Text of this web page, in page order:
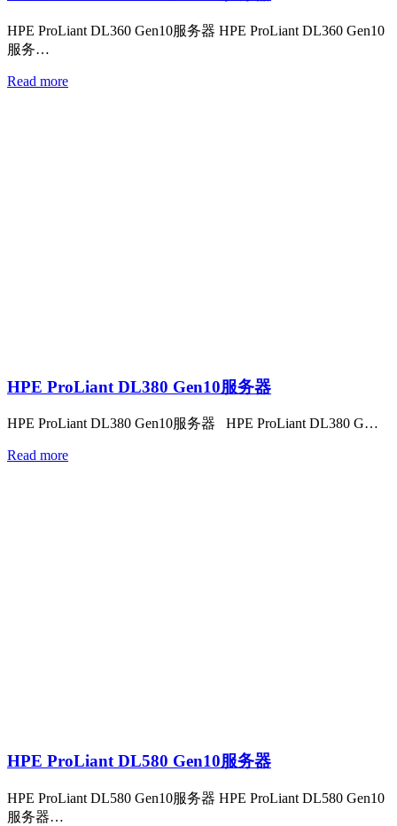
HPE ProLiant DL360 Gen10服务器 HPE ProLiant DL360 Gen10
服务…
Read more
HPE ProLiant DL380 Gen10服务器
HPE ProLiant DL380 Gen10服务器 HPE ProLiant DL380 G…
Read more
HPE ProLiant DL580 Gen10服务器
HPE ProLiant DL580 Gen10服务器 HPE ProLiant DL580 Gen10
服务器…